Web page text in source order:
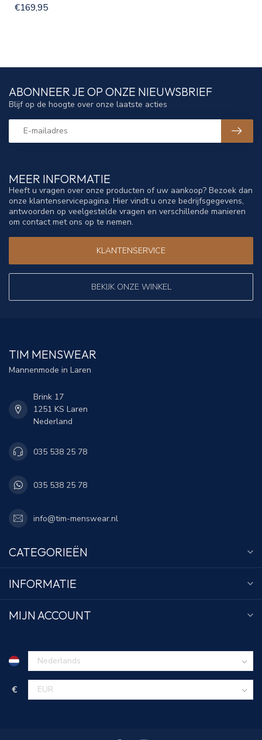
€169,95
MEER INFORMATIE
Heeft u vragen over onze producten of uw aankoop? Bezoek dan
onze klantenservicepagina. Hier vindt u onze bedrijfsgegevens,
antwoorden op veelgestelde vragen en verschillende manieren
om contact met ons op te nemen.
KLANTENSERVICE
BEKIJK ONZE WINKEL
ABONNEER JE OP ONZE NIEUWSBRIEF
Blijf op de hoogte over onze laatste acties
TIM MENSWEAR
Mannenmode in Laren
Brink 17
1251 KS Laren
Nederland
035 538 25 78
035 538 25 78
info@tim-menswear.nl
CATEGORIEËN
INFORMATIE
MIJN ACCOUNT
€